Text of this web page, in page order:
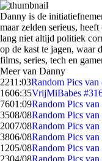
Danny is de
maar zelden serieus,
lang niet altijd politiek
op de kast te jagen, waar
films, series, tech en
Meer van Danny
2211:03Random Pics van
1606:35VrijMiBabes
7601:09Random Pics
3508/08Random Pics
2007/08Random Pics
3806/08Random Pics
1205/08Random Pics
2304/08Random Pics